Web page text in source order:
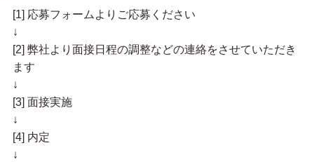
[1] 応募フォームよりご応募ください
↓
[2] 弊社より面接日程の調整などの連絡をさせていただき
ます
↓
[3] 面接実施
↓
[4] 内定
↓